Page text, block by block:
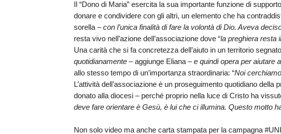
PASTORALE GIOVANILE
LAICATO
PROBLEMI SOCIALI E LAVORO
PROMOZIONE E SOSTEGNO
UFFICIO PER I PELLEGRINAGGI
Il “Dono di Maria” esercita la sua importante funzione di
donare e condividere con gli altri, un elemento che ha
sorella –con l’unica finalità di fare la volontà di Dio. Aveva
resta vivo nell’azione dell’associazione dove “la preghiera resta
Una carità che si fa concretezza dell’aiuto in un territorio
quotidianamente – aggiunge Eliana –e quindi opera per aiutare
allo stesso tempo di un’importanza straordinaria: “Noi
L’attività dell’associazione è un proseguimento quotidiano
donato alla diocesi – perché proprio nella luce di Cristo ha
deve fare orientare è Gesù, è lui che ci illumina. Questo motto
Non solo video ma anche carta stampata per la campagna